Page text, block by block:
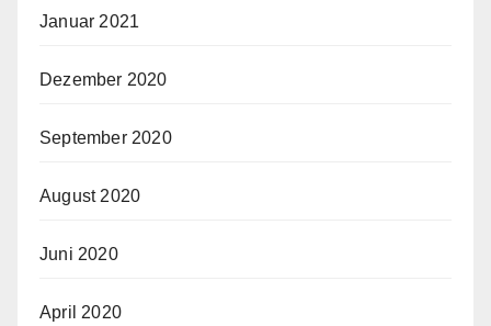
Januar 2021
Dezember 2020
September 2020
August 2020
Juni 2020
April 2020